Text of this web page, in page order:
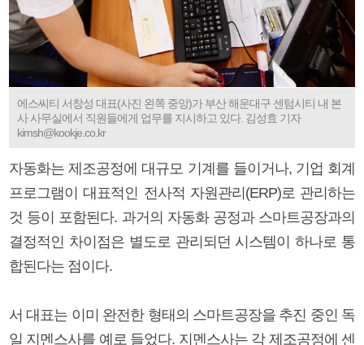
에스씨티 서창성 대표(사진 왼쪽 중앙)가 부산 해운대구 센텀시티 내 본
사 사무실에서 직원들에게 업무를 지시하고 있다. 김성효 기자
kimsh@kookje.co.kr
자동화는 제조공정에 대규모 기계를 들이거나, 기업 회계
프로그램이 대표적인 전사적 자원관리(ERP)로 관리하는
것 등이 포함된다. 과거의 자동화 공정과 스마트공장과의
결정적인 차이점은 별도로 관리되던 시스템이 하나로 통
합된다는 점이다.
서 대표는 이미 완전한 형태의 스마트공장을 추진 중인 독
일 지멘스사를 예로 들었다. 지멘스사는 각 제조공정에 센